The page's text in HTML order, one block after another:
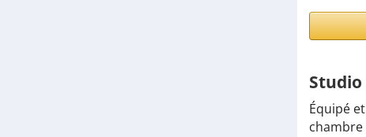
Studio
Équipé
chambre